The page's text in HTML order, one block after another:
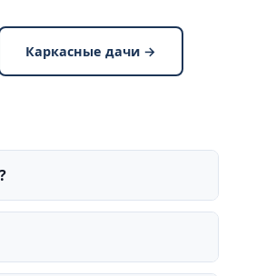
Каркасные дачи →